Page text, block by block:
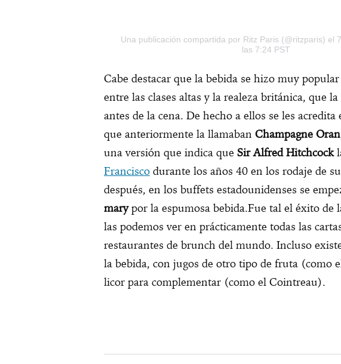
Una publicación compartida por Ritz Paris (@ritzparis) el
las 7:24 PST
Cabe destacar que la bebida se hizo muy
entre las clases altas y la realeza británica, que
antes de la cena. De hecho a ellos se les
que anteriormente la llamaban Champagne
una versión que indica que Sir Alfred Hitchcock
Francisco durante los años 40 en los rodaje de
después, en los buffets estadounidenses se
marypor la espumosa bebida.Fue tal el éxito de
las podemos ver en prácticamente todas las
restaurantes de brunch del mundo. Incluso
la bebida, con jugos de otro tipo de fruta (como
licor para complementar (como el Cointreau).